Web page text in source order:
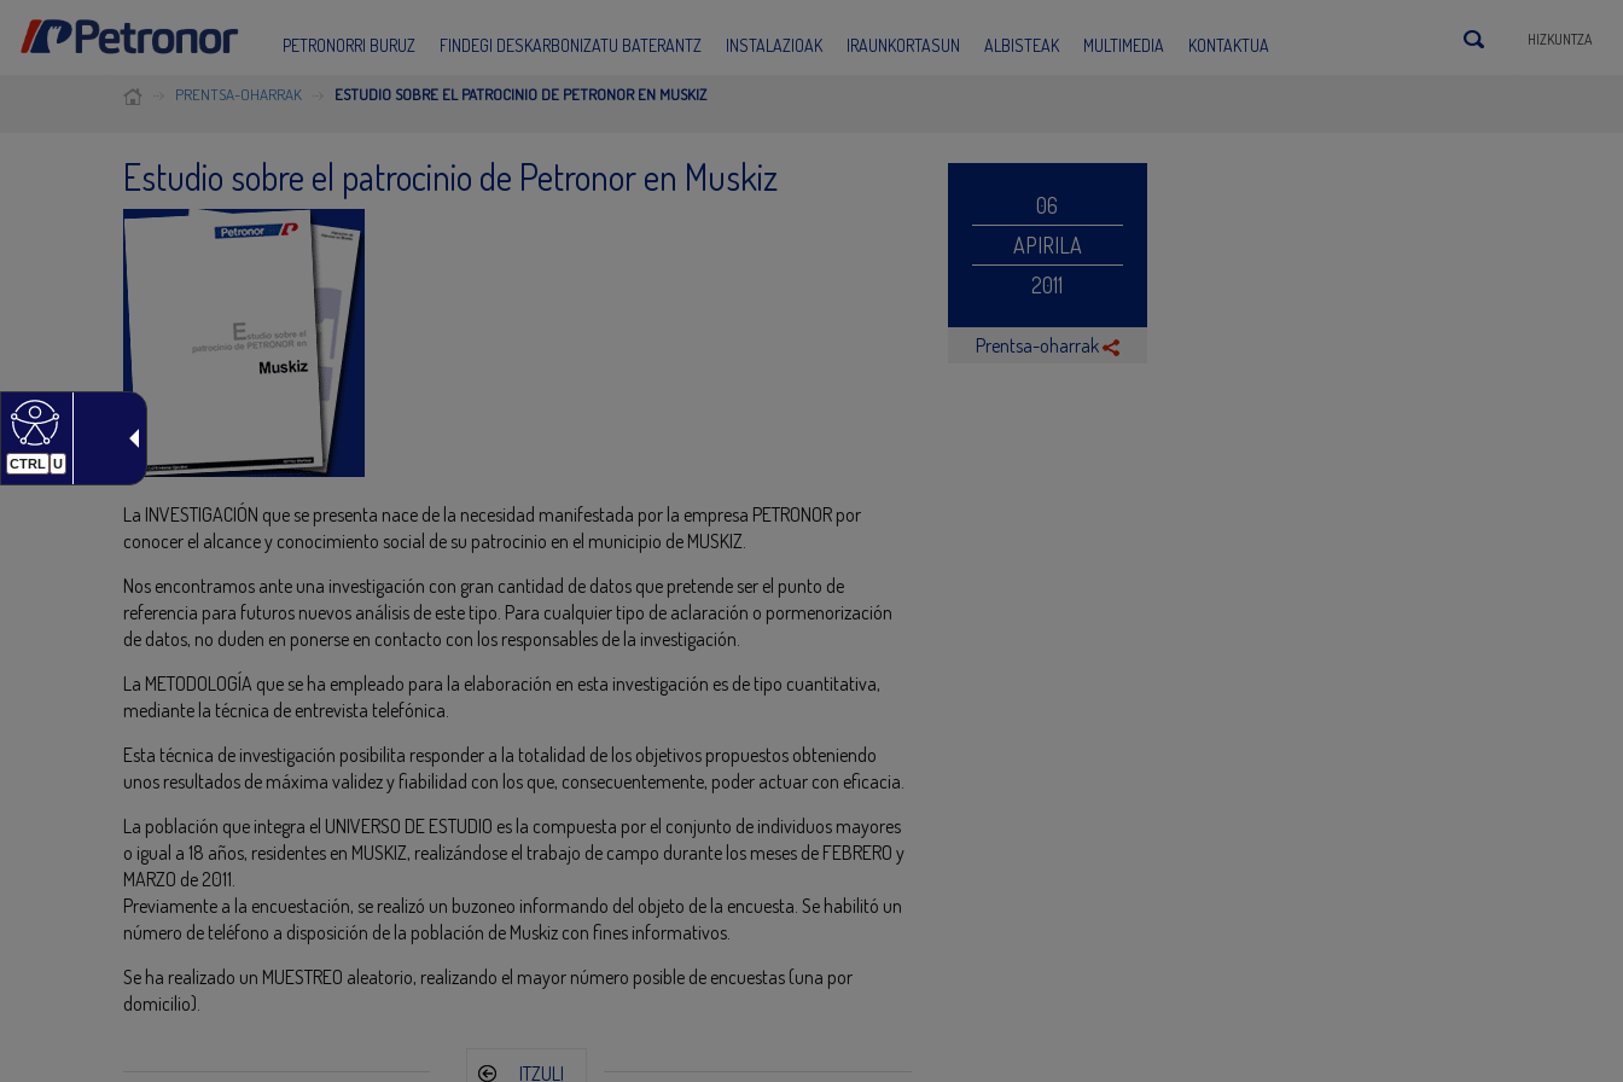
CTRL U
PETRONORRI BURUZ FINDEGI DESKARBONIZATU BATERANTZ INSTALAZIOAK IRAUNKORTASUN ALBISTEAK MULTIMEDIA KONTAKTUA HIZKUNTZA
PRENTSA-OHARRAK ESTUDIO SOBRE EL PATROCINIO DE PETRONOR EN MUSKIZ
Estudio sobre el patrocinio de Petronor en Muskiz
La INVESTIGACIÓN que se presenta nace de la necesidad manifestada por la empresa PETRONOR por
conocer el alcance y conocimiento social de su patrocinio en el municipio de MUSKIZ.
Nos encontramos ante una investigación con gran cantidad de datos que pretende ser el punto de
referencia para futuros nuevos análisis de este tipo. Para cualquier tipo de aclaración o pormenorización
de datos, no duden en ponerse en contacto con los responsables de la investigación.
La METODOLOGÍA que se ha empleado para la elaboración en esta investigación es de tipo cuantitativa,
mediante la técnica de entrevista telefónica.
Esta técnica de investigación posibilita responder a la totalidad de los objetivos propuestos obteniendo
unos resultados de máxima validez y fiabilidad con los que, consecuentemente, poder actuar con eficacia.
La población que integra el UNIVERSO DE ESTUDIO es la compuesta por el conjunto de individuos mayores
o igual a 18 años, residentes en MUSKIZ, realizándose el trabajo de campo durante los meses de FEBRERO y
MARZO de 2011.
Previamente a la encuestación, se realizó un buzoneo informando del objeto de la encuesta. Se habilitó un
número de teléfono a disposición de la población de Muskiz con fines informativos.
Se ha realizado un MUESTREO aleatorio, realizando el mayor número posible de encuestas (una por
domicilio).
ITZULI
06
APIRILA
2011
Prentsa-oharrak